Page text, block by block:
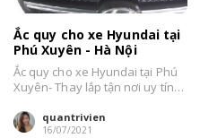
Ắc quy cho xe Hyundai tại
Phú Xuyên - Hà Nội
Ắc quy cho xe Hyundai tại Phú
Xuyên- Thay lắp tận nơi uy tín
quantrivien
16/07/2021